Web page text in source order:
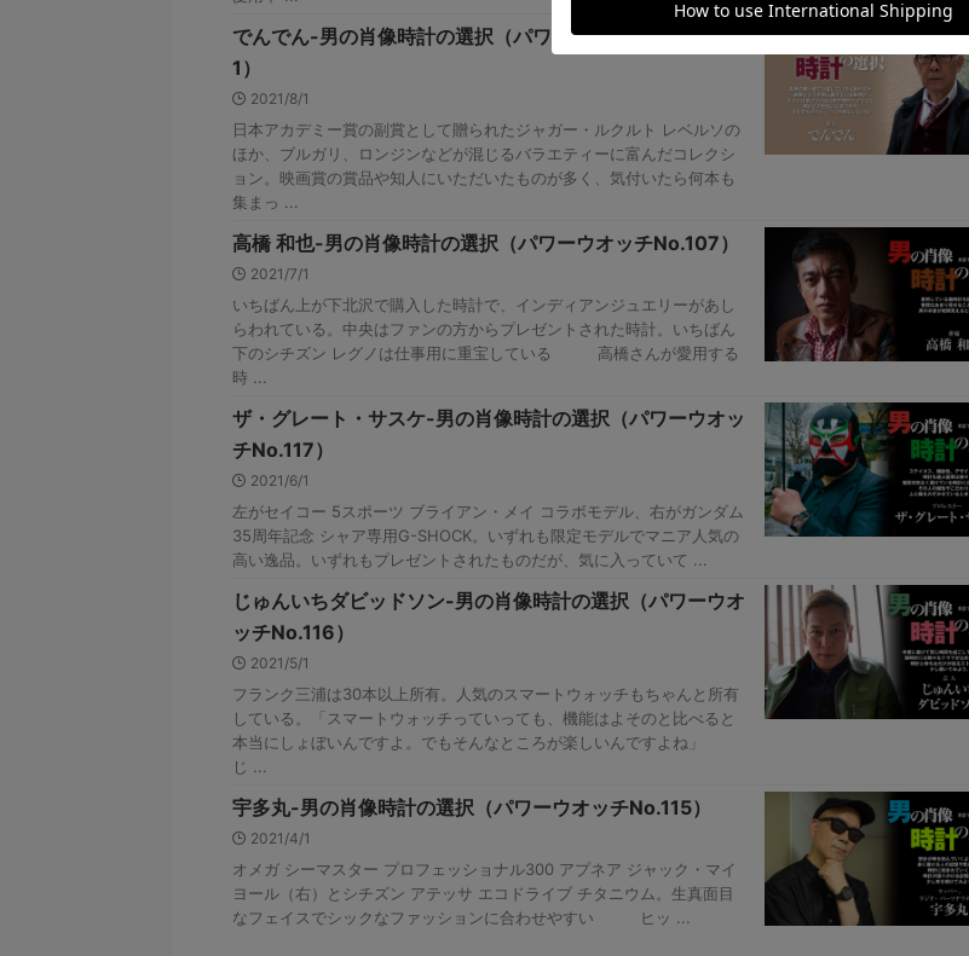
でんでん-男の肖像時計の選択（パワーウオッチNo.118-
1）
2021/8/1
日本アカデミー賞の副賞として贈られたジャガー・ルクルト レベルソの
ほか、ブルガリ、ロンジンなどが混じるバラエティーに富んだコレクシ
ョン。映画賞の賞品や知人にいただいたものが多く、気付いたら何本も
集まっ ...
高橋 和也-男の肖像時計の選択（パワーウオッチNo.107）
2021/7/1
いちばん上が下北沢で購入した時計で、インディアンジュエリーがあし
らわれている。中央はファンの方からプレゼントされた時計。いちばん
下のシチズン レグノは仕事用に重宝している 高橋さんが愛用する
時 ...
ザ・グレート・サスケ-男の肖像時計の選択（パワーウオッ
チNo.117）
2021/6/1
左がセイコー 5スポーツ ブライアン・メイ コラボモデル、右がガンダム
35周年記念 シャア専用G-SHOCK。いずれも限定モデルでマニア人気の
高い逸品。いずれもプレゼントされたものだが、気に入っていて ...
じゅんいちダビッドソン-男の肖像時計の選択（パワーウオ
ッチNo.116）
2021/5/1
フランク三浦は30本以上所有。人気のスマートウォッチもちゃんと所有
している。「スマートウォッチっていっても、機能はよそのと比べると
本当にしょぼいんですよ。でもそんなところが楽しいんですよね」
じ ...
宇多丸-男の肖像時計の選択（パワーウオッチNo.115）
2021/4/1
オメガ シーマスター プロフェッショナル300 アプネア ジャック・マイ
ヨール（右）とシチズン アテッサ エコドライブ チタニウム。生真面目
なフェイスでシックなファッションに合わせやすい ヒッ ...